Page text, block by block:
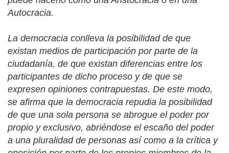
Autocracia.
La democracia conlleva la posibilidad de que
existan medios de participación por parte de la
ciudadanía, de que existan diferencias entre los
participantes de dicho proceso y de que se
expresen opiniones contrapuestas. De este modo,
se afirma que la democracia repudia la posibilidad
de que una sola persona se abrogue el poder por
propio y exclusivo, abriéndose el escaño del poder
a una pluralidad de personas así como a la crítica y